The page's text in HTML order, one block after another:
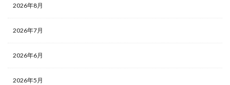
2026年8月
2026年7月
2026年6月
2026年5月